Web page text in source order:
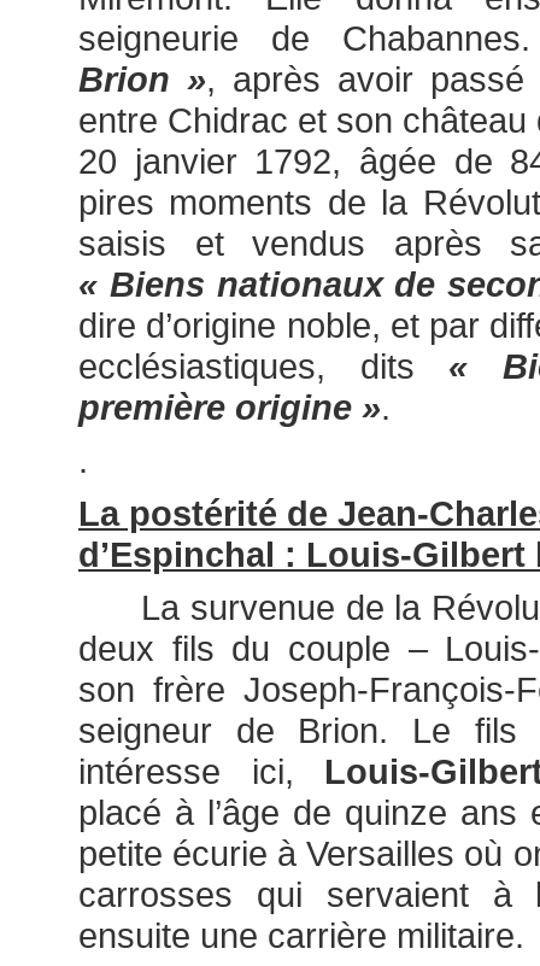
seigneurie de
Brion », après avoir
entre Chidrac et son
20 janvier 1792, âgée de
pires moments de la
saisis et vendus après
« Biens nationaux de
dire d’origine noble, et par
ecclésiastiques, dits «
première origine ».
.
La postérité de Jean-
d’Espinchal : Louis-Gilbert
La survenue de la
deux fils du couple –
son frère Joseph-François-
seigneur de Brion. Le
intéresse ici, Louis-
placé à l’âge de quinze
petite écurie à Versailles où
carrosses qui servaient à
ensuite une carrière militaire.